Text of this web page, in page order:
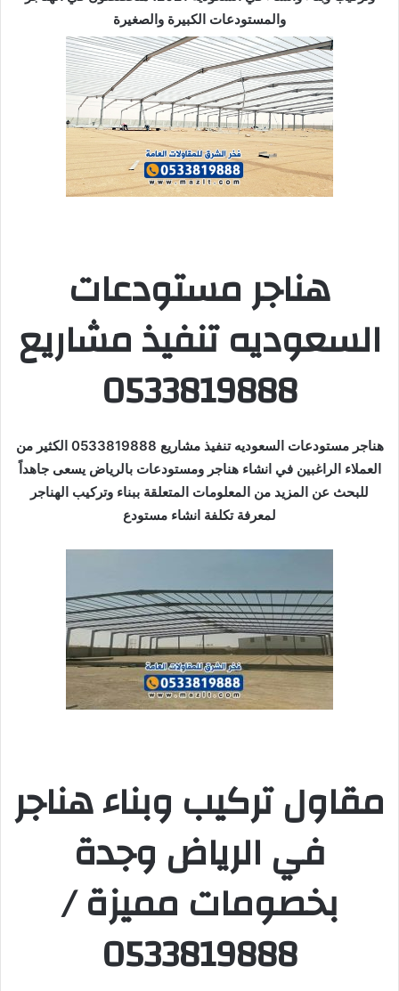
والمستودعات الكبيرة والصغيرة
هناجر مستودعات
السعوديه تنفيذ مشاريع
0533819888
هناجر مستودعات السعوديه تنفيذ مشاريع 0533819888 الكثير من
العملاء الراغبين في انشاء هناجر ومستودعات بالرياض يسعى جاهداً
للبحث عن المزيد من المعلومات المتعلقة ببناء وتركيب الهناجر
لمعرفة تكلفة انشاء مستودع
مقاول تركيب وبناء هناجر
في الرياض وجدة
بخصومات مميزة /
0533819888